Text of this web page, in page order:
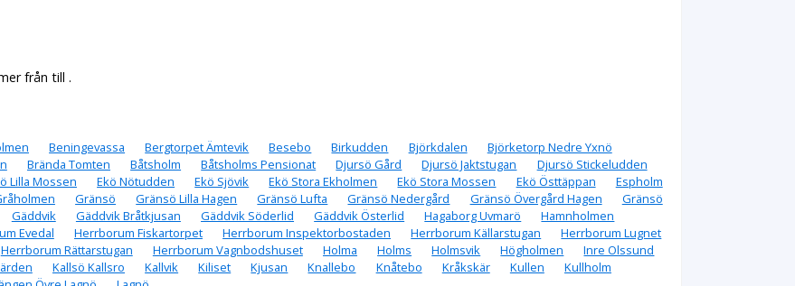
från till .
Beningevassa Bergtorpet Ämtevik Besebo Birkudden Björkdalen
Björketorp Nedre Yxnö
Brända Tomten Båtsholm Båtsholms Pensionat Djursö Gård Djursö Jaktstugan
Djursö Stickeludden
Lilla Mossen Ekö Nötudden Ekö Sjövik Ekö Stora Ekholmen Ekö Stora Mossen Ekö Östtäppan
Espholm
Gränsö Gränsö Lilla Hagen Gränsö Lufta Gränsö Nedergård Gränsö Övergård Hagen
Gränsö
Gäddvik Gäddvik Bråtkjusan Gäddvik Söderlid Gäddvik Österlid Hagaborg Uvmarö
Hamnholmen
Evedal Herrborum Fiskartorpet Herrborum Inspektorbostaden Herrborum Källarstugan
Herrborum Lugnet
Herrborum Rättarstugan Herrborum Vagnbodshuset Holma Holms Holmsvik Högholmen
Inre Olssund
Kallsö Kallsro Kallvik Kiliset Kjusan Knallebo Knåtebo Kråkskär Kullen
Kullholm